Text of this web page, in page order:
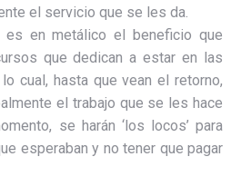
el servicio que se les da.
es en metálico el beneficio que
que dedican a estar en las
cual, hasta que vean el retorno,
el trabajo que se les hace
se harán ‘los locos’ para
esperaban y no tener que pagar